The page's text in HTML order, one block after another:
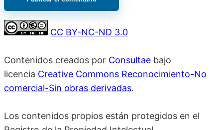
CC BY-NC-ND 3.0
Contenidos creados por Consultae bajo
licencia Creative Commons Reconocimiento-No
comercial-Sin obras derivadas.
Los contenidos propios están protegidos en el